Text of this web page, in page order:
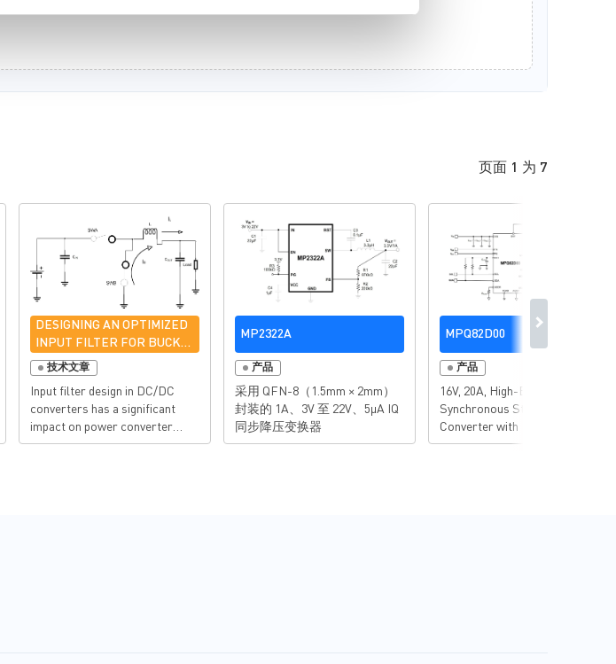
页面 1 为 7
DESIGNING AN OPTIMIZED
INPUT FILTER FOR BUCK
CONVERTERS
技术文章
Input filter design in DC/DC
converters has a significant
impact on power converter
performance, as well as the
MP2322A
产品
采用 QFN-8（1.5mm × 2mm）
封装的 1A、3V 至 22V、5μA IQ
同步降压变换器
MPQ82D00
产品
16V, 20A, High-Efficiency,
Synchronous Step-Down
Converter with Integrated
Telemetry via PMBus Interface